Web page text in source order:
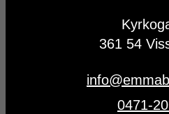
361 54
0471-